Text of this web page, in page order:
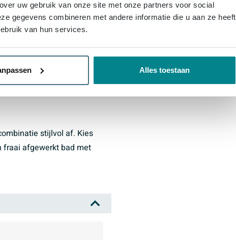
uw gebruik van onze site met onze partners voor social
gegevens combineren met andere informatie die u aan ze heeft
van hun services.
Alles toestaan
mat zwart
stijlvol af. Kies
fraai afgewerkt bad met